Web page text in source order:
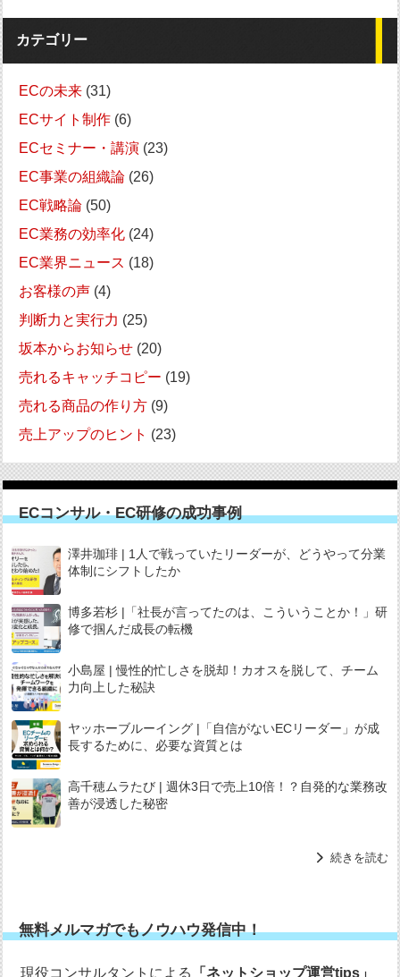
カテゴリー
ECの未来 (31)
ECサイト制作 (6)
ECセミナー・講演 (23)
EC事業の組織論 (26)
EC戦略論 (50)
EC業務の効率化 (24)
EC業界ニュース (18)
お客様の声 (4)
判断力と実行力 (25)
坂本からお知らせ (20)
売れるキャッチコピー (19)
売れる商品の作り方 (9)
売上アップのヒント (23)
ECコンサル・EC研修の成功事例
澤井珈琲 | 1人で戦っていたリーダーが、どうやって分業
体制にシフトしたか
博多若杉 |「社長が言ってたのは、こういうことか！」研
修で掴んだ成長の転機
小島屋 | 慢性的忙しさを脱却！カオスを脱して、チーム
力向上した秘訣
ヤッホーブルーイング |「自信がないECリーダー」が成
長するために、必要な資質とは
高千穂ムラたび | 週休3日で売上10倍！？自発的な業務改
善が浸透した秘密
続きを読む
無料メルマガでもノウハウ発信中！
現役コンサルタントによる 「ネットショップ運営tips」